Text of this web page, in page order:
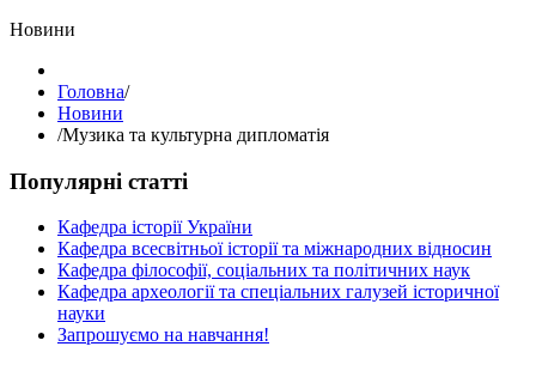
Hовини
Головна/
Hовини
/Музика та культурна дипломатія
Популярні статті
Кафедра історії України
Кафедра всесвітньої історії та міжнародних відносин
Кафедра філософії, соціальних та політичних наук
Кафедра археології та спеціальних галузей історичної
науки
Запрошуємо на навчання!